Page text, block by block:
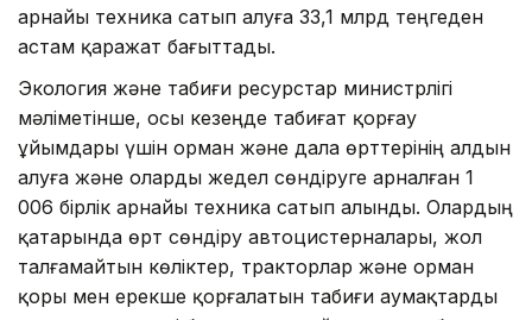
арнайы техника сатып алуға 33,1 млрд теңгеден
астам қаражат бағыттады.
Экология және табиғи ресурстар министрлігі
мәліметінше, осы кезеңде табиғат қорғау
ұйымдары үшін орман және дала өрттерінің алдын
алуға және оларды жедел сөндіруге арналған 1
006 бірлік арнайы техника сатып алынды. Олардың
қатарында өрт сөндіру автоцистерналары, жол
талғамайтын көліктер, тракторлар және орман
қоры мен ерекше қорғалатын табиғи аумақтарды